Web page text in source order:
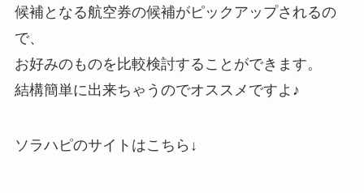
候補となる航空券の候補がピックアップされるの
で、
お好みのものを比較検討することができます。
結構簡単に出来ちゃうのでオススメですよ♪
ソラハピのサイトはこちら↓